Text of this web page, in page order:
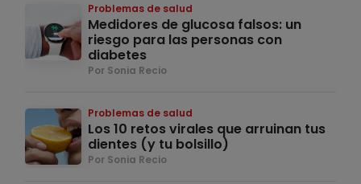
Problemas de salud
Medidores de glucosa falsos: un
riesgo para las personas con
diabetes
Por Sonia Recio
Problemas de salud
Los 10 retos virales que arruinan tus
dientes (y tu bolsillo)
Por Sonia Recio